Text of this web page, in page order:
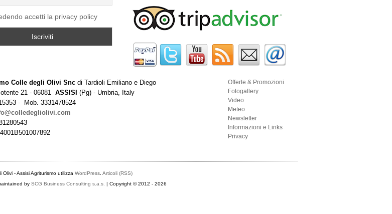
accetti la privacy policy
Colle degli Olivi Snc di Tardioli Emiliano e Diego
21 - 06081 ASSISI (Pg) - Umbria, Italy
- Mob. 3331478524
Offerte & Promozioni
Fotogallery
Video
Meteo
Newsletter
Informazioni e Links
Privacy
Olivi - Assisi Agriturismo utilizza WordPress. Articoli (RSS)
by SCG Business Consulting s.a.s. | Copyright © 2012 - 2026